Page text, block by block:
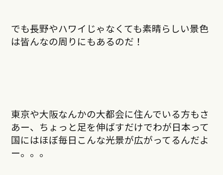
でも長野やハワイじゃなくても素晴らしい景色
は皆んなの周りにもあるのだ！
東京や大阪なんかの大都会に住んでいる方もさ
あー、ちょっと足を伸ばすだけでわが日本って
国にはほぼ毎日こんな光景が広がってるんだよ
ー。。。